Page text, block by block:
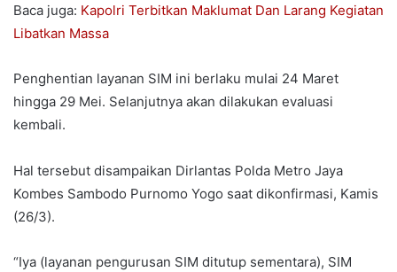
Baca juga: Kapolri Terbitkan Maklumat Dan Larang Kegiatan
Libatkan Massa
Penghentian layanan SIM ini berlaku mulai 24 Maret
hingga 29 Mei. Selanjutnya akan dilakukan evaluasi
kembali.
Hal tersebut disampaikan Dirlantas Polda Metro Jaya
Kombes Sambodo Purnomo Yogo saat dikonfirmasi, Kamis
(26/3).
“Iya (layanan pengurusan SIM ditutup sementara), SIM